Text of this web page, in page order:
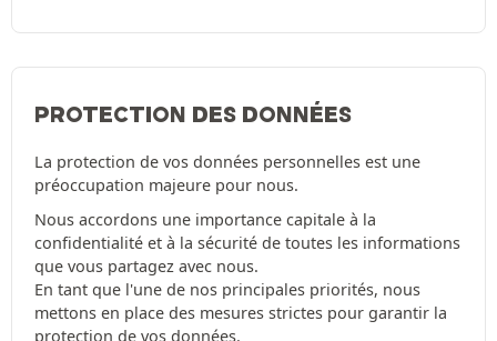
PROTECTION DES DONNÉES
La protection de vos données personnelles est une
préoccupation majeure pour nous.
Nous accordons une importance capitale à la
confidentialité et à la sécurité de toutes les informations
que vous partagez avec nous.
En tant que l'une de nos principales priorités, nous
mettons en place des mesures strictes pour garantir la
protection de vos données.